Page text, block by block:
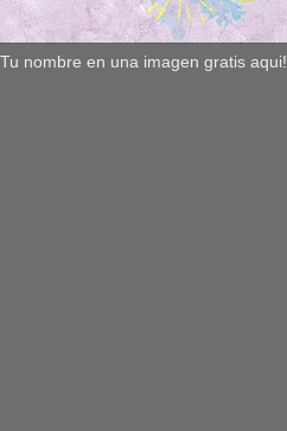
Tu nombre en una imagen gratis aqui!